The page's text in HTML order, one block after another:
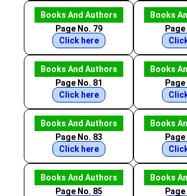
Books And Authors
Page No. 79
Click here
Books
Books And Authors
Page No. 81
Click here
Books
Books And Authors
Page No. 83
Click here
Books
Books And Authors
Page No. 85
Books